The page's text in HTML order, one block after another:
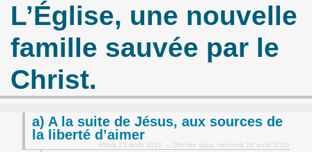
L’Église, une nouvelle
famille sauvée par le
Christ.
a) A la suite de Jésus, aux sources de
la liberté d’aimer
Mardi 23 août 2016 — Dernier ajout mercredi 24 août 2016